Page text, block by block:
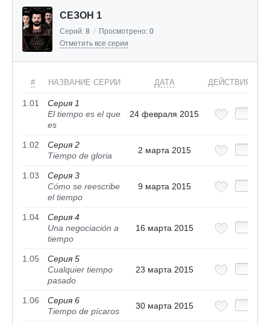
СЕЗОН 1
Серий: 8 / Просмотрено: 0
Отметить все серии
# НАЗВАНИЕ СЕРИИ ДАТА ДЕЙСТВИЯ
1.01
Серия 1
El tiempo es el que
es
24 февраля 2015
1.02
Серия 2
Tiempo de gloria
2 марта 2015
1.03
Серия 3
Cómo se reescribe
el tiempo
9 марта 2015
1.04
Серия 4
Una negociación a
tiempo
16 марта 2015
1.05
Серия 5
Cualquier tiempo
pasado
23 марта 2015
1.06
Серия 6
Tiempo de pícaros
30 марта 2015